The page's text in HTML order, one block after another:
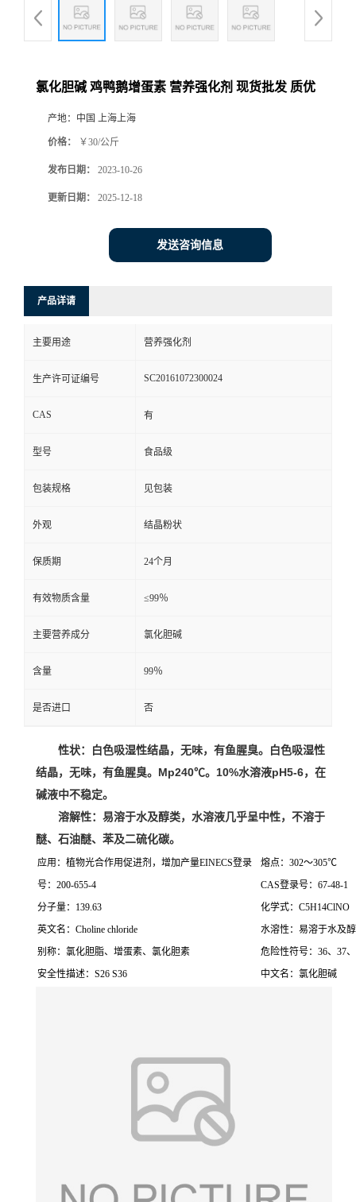
氯化胆碱 鸡鸭鹅增蛋素 营养强化剂 现货批发 质优
产地： 中国 上海上海
价格： ￥30/公斤
发布日期： 2023-10-26
更新日期： 2025-12-18
发送咨询信息
产品详请
主要用途 营养强化剂
生产许可证编号 SC20161072300024
CAS 有
型号 食品级
包装规格 见包装
外观 结晶粉状
保质期 24个月
有效物质含量 ≤99％
主要营养成分 氯化胆碱
含量 99％
是否进口 否
性状： 白色吸湿性结晶，无味，有鱼腥臭。
白色吸湿性
结晶，无味，有鱼腥臭。Mp240℃。10%水溶液pH5-6，在
碱液中不稳定。
溶解性：易溶于水及醇类，水溶液几乎呈中性，不溶于
醚、 石油醚、苯及二硫化碳。
应用：植物光合作用促进剂，增加产量EINECS登录
号：200-655-4
分子量：139.63
英文名：Choline chloride
别称：氯化胆脂、增蛋素、氯化胆素
安全性描述：S26 S36
熔点：302～305℃
CAS登录号：67-48-1
化学式：C5H14ClNO
水溶性：易溶于水及
危险性符号：36、37
中文名：氯化胆碱